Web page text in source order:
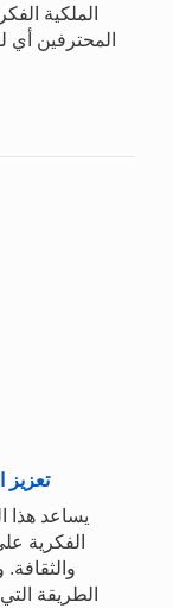
الملكية
المحترفين
تعزيز
يساعد هذا
الفكرية
الطريقة